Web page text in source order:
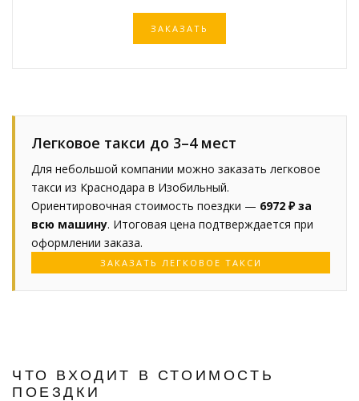
ЗАКАЗАТЬ
Легковое такси до 3–4 мест
Для небольшой компании можно заказать легковое
такси из Краснодара в Изобильный.
Ориентировочная стоимость поездки — 6972 ₽ за
всю машину. Итоговая цена подтверждается при
оформлении заказа.
ЗАКАЗАТЬ ЛЕГКОВОЕ ТАКСИ
ЧТО ВХОДИТ В СТОИМОСТЬ
ПОЕЗДКИ